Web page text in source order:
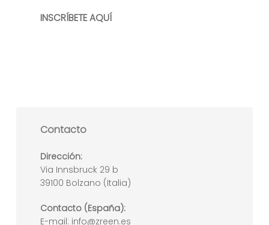
INSCRÍBETE AQUÍ
Contacto
Dirección:
Via Innsbruck 29 b
39100 Bolzano (Italia)
Contacto (España):
E-mail: info@zreen.es